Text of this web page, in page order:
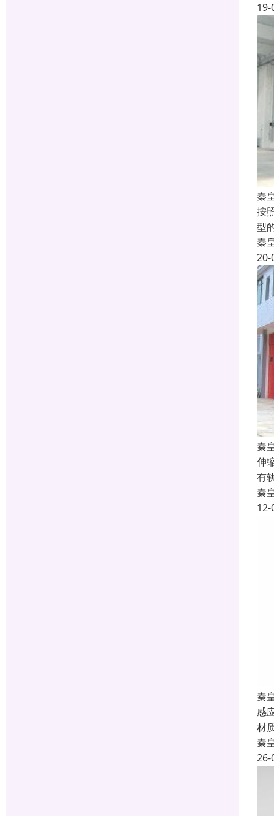
19-
秦
按
型
秦
20-
秦
伸
有
秦
12-
秦
感
材
秦
26-